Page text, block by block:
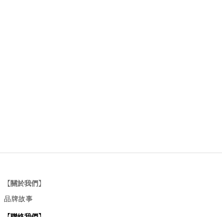
【關於我們】
品牌故事